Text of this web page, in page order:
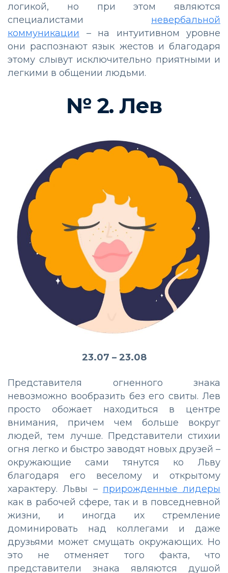
логикой, но при этом являются
специалистами невербальной
коммуникации – на интуитивном уровне
они распознают язык жестов и благодаря
этому слывут исключительно приятными и
легкими в общении людьми.
№ 2. Лев
23.07 – 23.08
Представителя огненного знака
невозможно вообразить без его свиты. Лев
просто обожает находиться в центре
внимания, причем чем больше вокруг
людей, тем лучше. Представители стихии
огня легко и быстро заводят новых друзей –
окружающие сами тянутся ко Льву
благодаря его веселому и открытому
характеру. Львы – прирожденные лидеры
как в рабочей сфере, так и в повседневной
жизни, и иногда их стремление
доминировать над коллегами и даже
друзьями может смущать окружающих. Но
это не отменяет того факта, что
представители знака являются душой